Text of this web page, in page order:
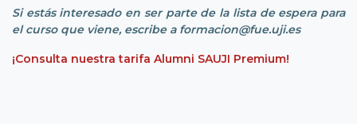
Si estás interesado en ser parte de la lista de espera para
el curso que viene, escribe a formacion@fue.uji.es
¡Consulta nuestra tarifa Alumni SAUJI Premium!